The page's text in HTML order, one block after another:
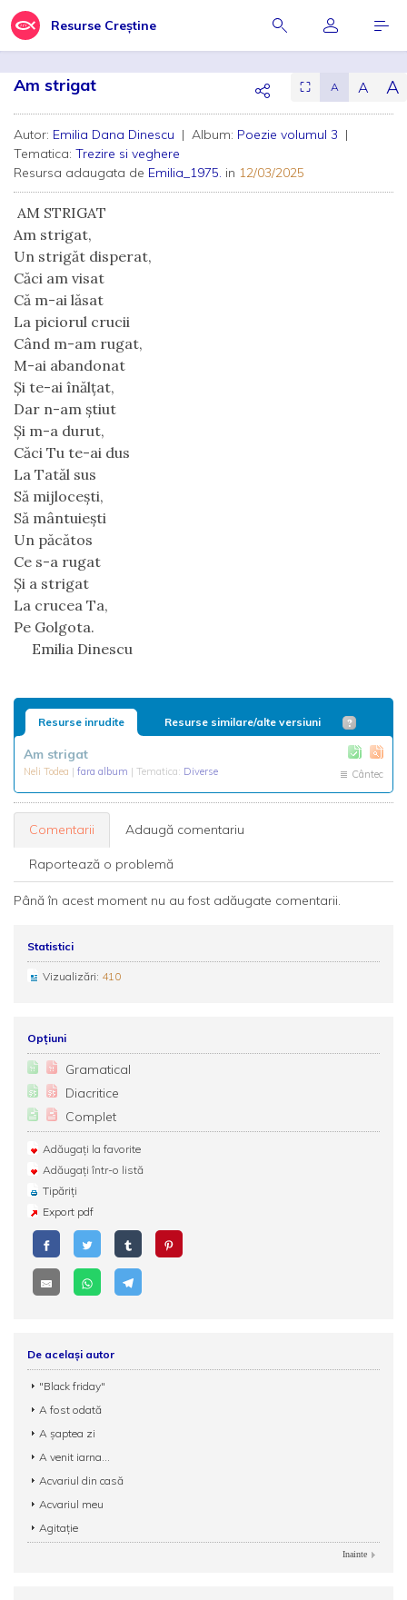
Resurse Creștine
Am strigat ⛶ A A A
Autor: Emilia Dana Dinescu | Album: Poezie volumul 3 |
Tematica: Trezire si veghere
Resursa adaugata de Emilia_1975. in 12/03/2025
AM STRIGAT
Am strigat,
Un strigăt disperat,
Căci am visat
Că m-ai lăsat
La piciorul crucii
Când m-am rugat,
M-ai abandonat
Și te-ai înălțat,
Dar n-am știut
Și m-a durut,
Căci Tu te-ai dus
La Tatăl sus
Să mijlocești,
Să mântuiești
Un păcătos
Ce s-a rugat
Și a strigat
La crucea Ta,
Pe Golgota.
     Emilia Dinescu
Resurse inrudite Resurse similare/alte versiuni
Am strigat
Neli Todea | fara album | Tematica: Diverse Cântec
Comentarii Adaugă comentariu
Raportează o problemă
Până în acest moment nu au fost adăugate comentarii.
Statistici
Vizualizări: 410
Opțiuni
Gramatical
Diacritice
Complet
Adăugați la favorite
Adăugați într-o listă
Tipăriți
Export pdf
De același autor
"Black friday"
A fost odată
A șaptea zi
A venit iarna...
Acvariul din casă
Acvariul meu
Agitație
Inainte